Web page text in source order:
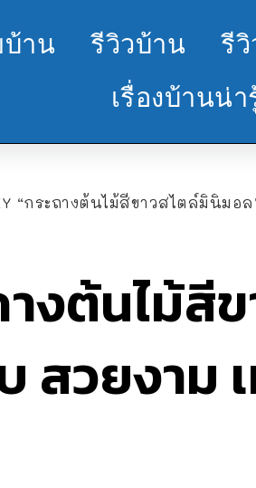
บ้าน รีวิวบ้าน รีวิ
เรื่องบ้านน่า
“กระถางต้นไม้สีขาวสไตล์มินิมอ
างต้นไม้สี
สวยงาม